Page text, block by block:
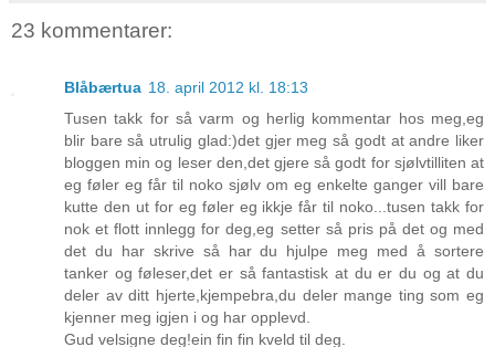
23 kommentarer:
Blåbærtua 18. april 2012 kl. 18:13
Tusen takk for så varm og herlig kommentar hos meg,eg
blir bare så utrulig glad:)det gjer meg så godt at andre liker
bloggen min og leser den,det gjere så godt for sjølvtilliten at
eg føler eg får til noko sjølv om eg enkelte ganger vill bare
kutte den ut for eg føler eg ikkje får til noko...tusen takk for
nok et flott innlegg for deg,eg setter så pris på det og med
det du har skrive så har du hjulpe meg med å sortere
tanker og føleser,det er så fantastisk at du er du og at du
deler av ditt hjerte,kjempebra,du deler mange ting som eg
kjenner meg igjen i og har opplevd.
Gud velsigne deg!ein fin fin kveld til deg.